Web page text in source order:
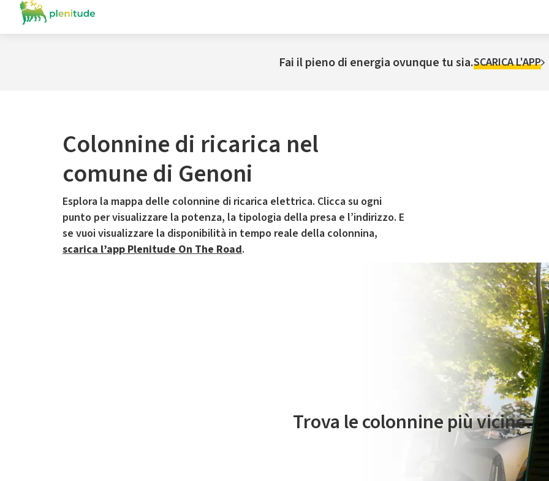
Fai il pieno di energia ovunque tu sia.SCARICA L'APP
Colonnine di ricarica nel
comune di Genoni
Esplora la mappa delle colonnine di ricarica elettrica. Clicca su ogni
punto per visualizzare la potenza, la tipologia della presa e l’indirizzo. E
se vuoi visualizzare la disponibilità in tempo reale della colonnina,
scarica l’app Plenitude On The Road.
Il servizio di mobilità elettrica è gestito da Plenitude On The Road
Trova le colonnine più vicine.